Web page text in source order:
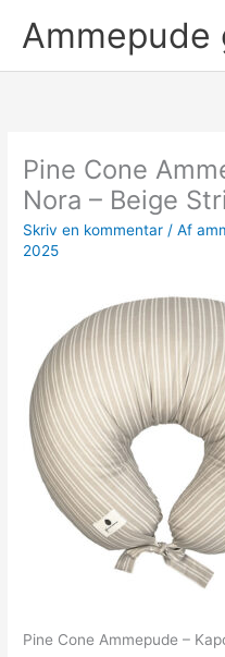
Ammepude
Pine Cone
Nora – Beige
Skriv en kommentar / Af
2025
Pine Cone Ammepude –